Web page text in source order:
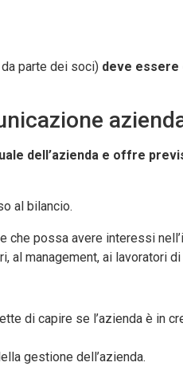
parte dei soci) deve essere
dell’azienda e offre
al bilancio.
che possa avere interessi
al management, ai lavoratori
di capire se l’azienda è in
gestione dell’azienda.